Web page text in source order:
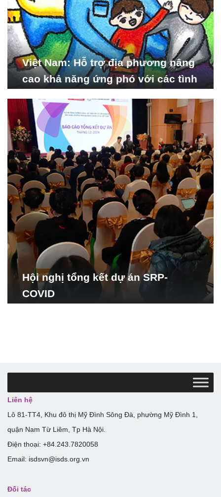
Việt Nam: Hỗ trợ địa phương nâng
cao khả năng ứng phó với các tình
Hội nghị tổng kết dự án SRP-
COVID
Liên hệ
Lô 81-TT4, Khu đô thị Mỹ Đình Sông Đà, phường Mỹ Đình 1,
quận Nam Từ Liêm, Tp Hà Nội.
Điện thoại: +84.243.7820058
Email: isdsvn@isds.org.vn
Đối tác